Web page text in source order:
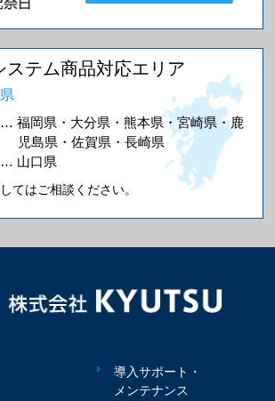
ステム商品対応エリア
… 福岡県・大分県・熊本県・宮崎県・鹿
児島県・佐賀県・長崎県
… 山口県
てはご相談ください。
導入サポート・
メンテナンス